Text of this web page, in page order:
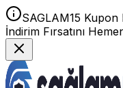
SAGLAM15 Kupon
İndirim Fırsatını